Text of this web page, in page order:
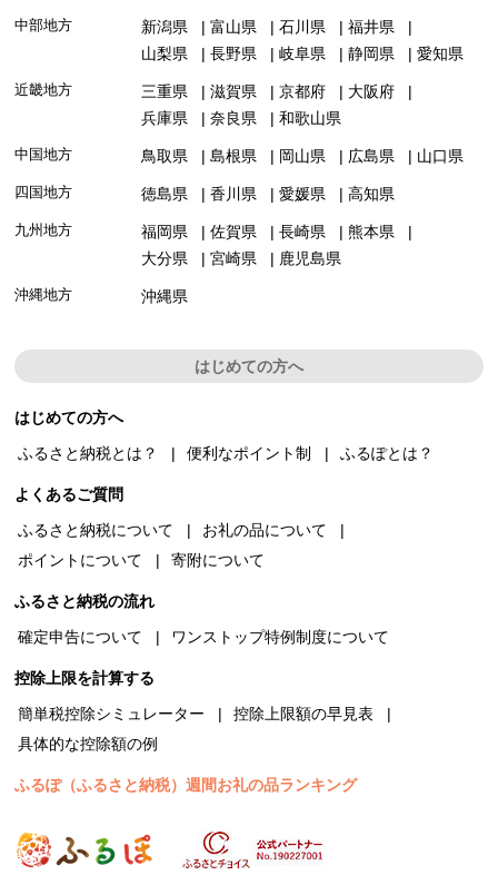
中部地方 新潟県 富山県 石川県
福井県
山梨県
長野県 岐阜県 静岡県 愛知県
近畿地方 三重県 滋賀県 京都府
大阪府
兵庫県
奈良県 和歌山県
中国地方 鳥取県 島根県 岡山県 広島県 山口県
四国地方 徳島県 香川県 愛媛県 高知県
九州地方 福岡県 佐賀県 長崎県
熊本県
大分県
宮崎県 鹿児島県
沖縄地方 沖縄県
はじめての方へ
はじめての方へ
ふるさと納税とは？
便利なポイント制 ふるぽとは？
よくあるご質問
ふるさと納税について
お礼の品について
ポイントについて
寄附について
ふるさと納税の流れ
確定申告について
ワンストップ特例制度について
控除上限を計算する
簡単税控除シミュレーター
控除上限額の早見表
具体的な控除額の例
ふるぽ（ふるさと納税）週間お礼の品ランキング